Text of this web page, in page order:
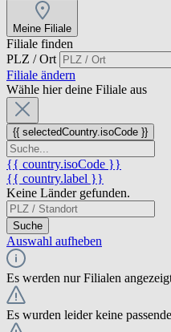
Meine Filiale
Filiale finden
PLZ / Ort
Filiale ändern
Wähle hier deine Filiale aus
{{ selectedCountry.isoCode }}
{{ country.isoCode }}
{{ country.label }}
Keine Länder gefunden.
Suche
Auswahl aufheben
Es werden nur Filialen
Es wurden leider keine